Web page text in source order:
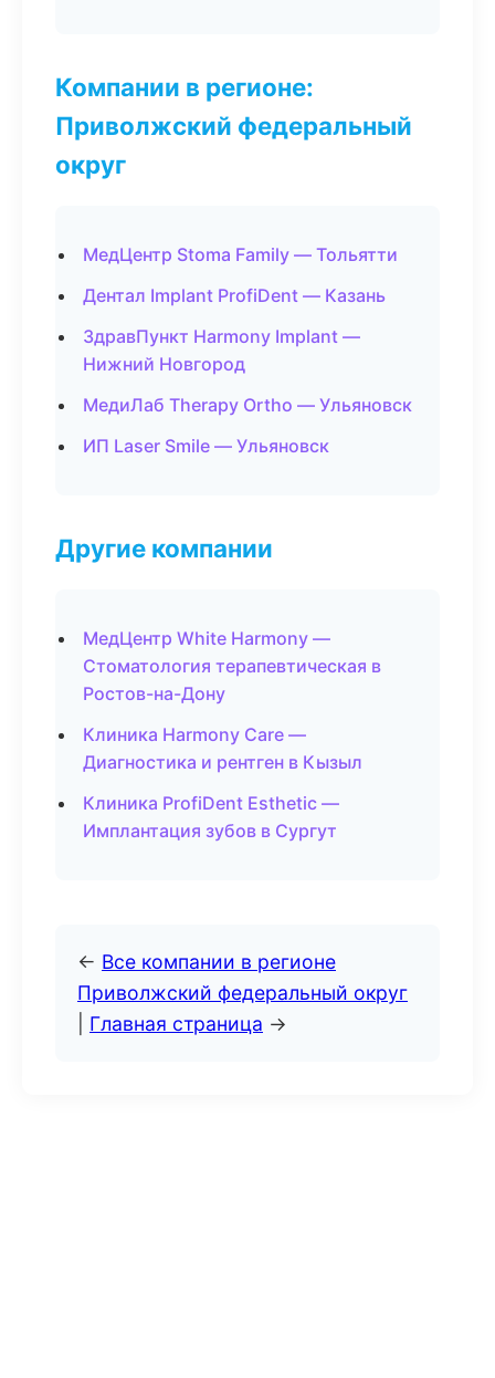
Компании в регионе:
Приволжский федеральный
округ
МедЦентр Stoma Family — Тольятти
Дентал Implant ProfiDent — Казань
ЗдравПункт Harmony Implant —
Нижний Новгород
МедиЛаб Therapy Ortho — Ульяновск
ИП Laser Smile — Ульяновск
Другие компании
МедЦентр White Harmony —
Стоматология терапевтическая в
Ростов-на-Дону
Клиника Harmony Care —
Диагностика и рентген в Кызыл
Клиника ProfiDent Esthetic —
Имплантация зубов в Сургут
← Все компании в регионе
Приволжский федеральный округ
Главная страница →